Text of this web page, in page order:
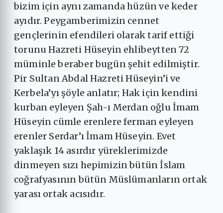
bizim için aynı zamanda hüzün ve keder
ayıdır. Peygamberimizin cennet
gençlerinin efendileri olarak tarif ettiği
torunu Hazreti Hüseyin ehlibeytten 72
müminle beraber bugün şehit edilmiştir.
Pir Sultan Abdal Hazreti Hüseyin’i ve
Kerbela’yı şöyle anlatır; Hak için kendini
kurban eyleyen Şah-ı Merdan oğlu İmam
Hüseyin cümle erenlere ferman eyleyen
erenler Serdar’ı İmam Hüseyin. Evet
yaklaşık 14 asırdır yüreklerimizde
dinmeyen sızı hepimizin bütün İslam
coğrafyasının bütün Müslümanların ortak
yarası ortak acısıdır.